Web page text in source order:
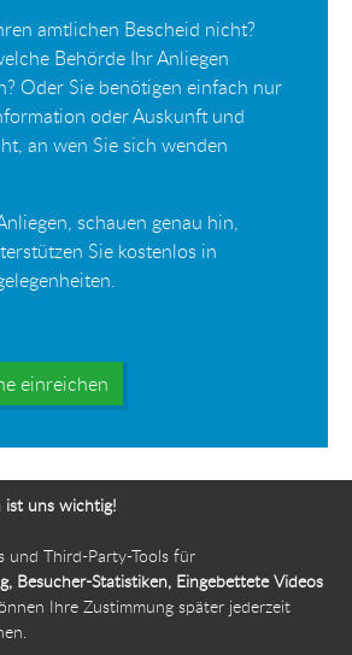
amtlichen Bescheid nicht?
Behörde Ihr Anliegen
Oder Sie benötigen einfach nur
oder Auskunft und
an wen Sie sich wenden
schauen genau hin,
Sie kostenlos in
einreichen
ist uns wichtig!
und Third-Party-Tools für
Besucher-Statistiken, Eingebettete Videos
Ihre Zustimmung später jederzeit